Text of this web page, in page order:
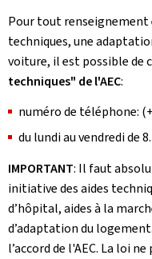
Pour tout renseignement
techniques, une
voiture, il est possible de
techniques" de l'AEC:
numéro de téléphone:
du lundi au vendredi de
IMPORTANT: Il faut
initiative des aides
d’hôpital, aides à la
d’adaptation du
l’accord de l'AEC. La loi